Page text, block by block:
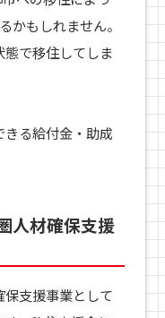
かもしれません。
で移住してしま
る給付金・助成
人材確保支援
支援事業として